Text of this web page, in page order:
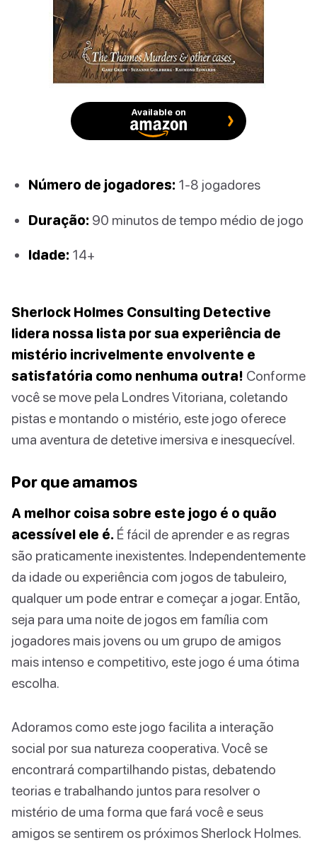
Available on
Número de jogadores: 1-8 jogadores
Duração: 90 minutos de tempo médio de jogo
Idade: 14+
Sherlock Holmes Consulting Detective
lidera nossa lista por sua experiência de
mistério incrivelmente envolvente e
satisfatória como nenhuma outra! Conforme
você se move pela Londres Vitoriana, coletando
pistas e montando o mistério, este jogo oferece
uma aventura de detetive imersiva e inesquecível.
Por que amamos
A melhor coisa sobre este jogo é o quão
acessível ele é. É fácil de aprender e as regras
são praticamente inexistentes. Independentemente
da idade ou experiência com jogos de tabuleiro,
qualquer um pode entrar e começar a jogar. Então,
seja para uma noite de jogos em família com
jogadores mais jovens ou um grupo de amigos
mais intenso e competitivo, este jogo é uma ótima
escolha.
Adoramos como este jogo facilita a interação
social por sua natureza cooperativa. Você se
encontrará compartilhando pistas, debatendo
teorias e trabalhando juntos para resolver o
mistério de uma forma que fará você e seus
amigos se sentirem os próximos Sherlock Holmes.